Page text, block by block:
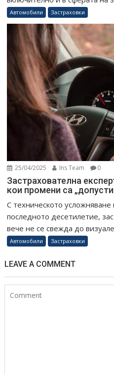
Автомобили Застраховки
25/04/2025 Ins Team 0
Застрахователна
кои промени са
С техническото
последното десетилетие,
вече не се свежда до
Автомобили Застраховки
LEAVE A COMMENT